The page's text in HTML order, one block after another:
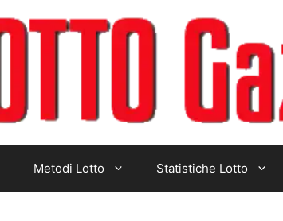
Metodi Lotto Statistiche Lotto